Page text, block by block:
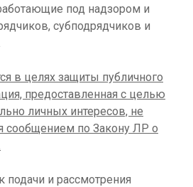
под надзором и
субподрядчиков и
в целях защиты публичного
предоставленная с целью
личных интересов, не
сообщением по Закону ЛР о
подачи и рассмотрения